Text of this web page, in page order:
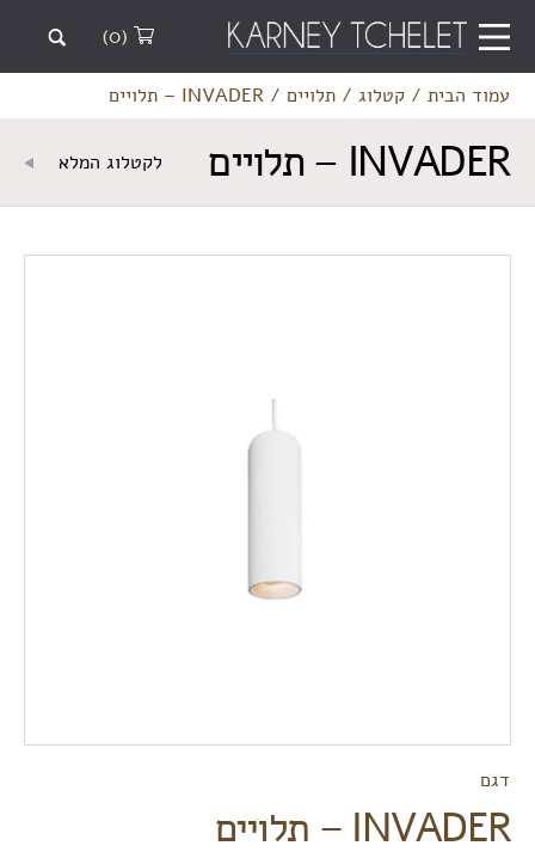
(0)
עמוד הבית/ קטלוג/ תלויים/ INVADER – תלויים
INVADER – תלויים לקטלוג המלא
דגם
INVADER – תלויים